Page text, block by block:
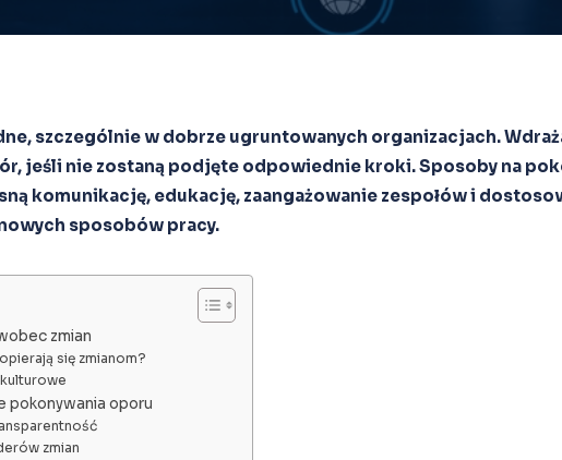
szczególnie w dobrze ugruntowanych organizacjach.
jeśli nie zostaną podjęte odpowiednie kroki. Sposoby na
komunikację, edukację, zaangażowanie zespołów i
sposobów pracy.
zmian
się zmianom?
pokonywania oporu
zmian